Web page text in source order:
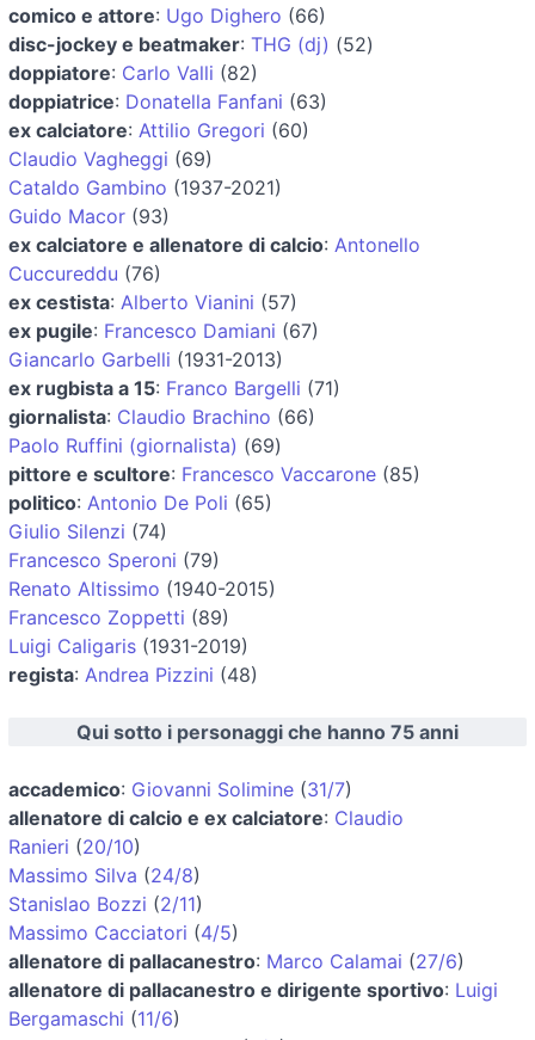
comico e attore: Ugo Dighero (66)
disc-jockey e beatmaker: THG (dj) (52)
doppiatore: Carlo Valli (82)
doppiatrice: Donatella Fanfani (63)
ex calciatore: Attilio Gregori (60)
Claudio Vagheggi (69)
Cataldo Gambino (1937-2021)
Guido Macor (93)
ex calciatore e allenatore di calcio: Antonello
Cuccureddu (76)
ex cestista: Alberto Vianini (57)
ex pugile: Francesco Damiani (67)
Giancarlo Garbelli (1931-2013)
ex rugbista a 15: Franco Bargelli (71)
giornalista: Claudio Brachino (66)
Paolo Ruffini (giornalista) (69)
pittore e scultore: Francesco Vaccarone (85)
politico: Antonio De Poli (65)
Giulio Silenzi (74)
Francesco Speroni (79)
Renato Altissimo (1940-2015)
Francesco Zoppetti (89)
Luigi Caligaris (1931-2019)
regista: Andrea Pizzini (48)
Qui sotto i personaggi che hanno 75 anni
accademico: Giovanni Solimine (31/7)
allenatore di calcio e ex calciatore: Claudio
Ranieri (20/10)
Massimo Silva (24/8)
Stanislao Bozzi (2/11)
Massimo Cacciatori (4/5)
allenatore di pallacanestro: Marco Calamai (27/6)
allenatore di pallacanestro e dirigente sportivo: Luigi
Bergamaschi (11/6)